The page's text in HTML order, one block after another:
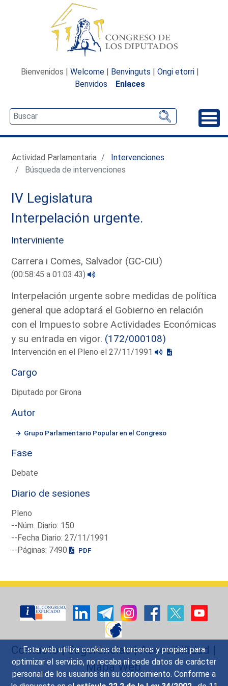
Esta web utiliza cookies de terceros y propias para
optimizar el servicio, no recaba ni cede datos de carácter
personal de los usuarios sin su conocimiento. Conforme a
Bienvenidos | Welcome | Benvinguts | Ongi etorri |
Benvidos
Enlaces
Actividad Parlamentaria
Intervenciones
Búsqueda de intervenciones
IV Legislatura
Interpelación urgente.
Interviniente
Carrera i Comes, Salvador (GC-CiU)
(00:58:45 a 01:03:43)
Interpelación urgente sobre medidas de política
general que adoptará el Gobierno en relación
con el Impuesto sobre Actividades Económicas
y su entrada en vigor. (172/000108)
Intervención en el Pleno el 27/11/1991
Cargo
Diputado por Girona
Autor
Grupo Parlamentario Popular en el Congreso
Fase
Debate
Diario de sesiones
Pleno
--Núm. Diario: 150
--Fecha Diario: 27/11/1991
--Páginas: 7490
PDF
Contacto|Sugerencias|Accesibilidad |
Mapa Web